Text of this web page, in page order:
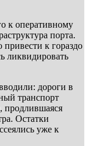
к оперативному
порта.
к гораздо
ликвидировать
дороги в
транспорт
продлившаяся
Остатки
уже к